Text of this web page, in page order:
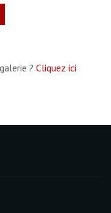
? Cliquez ici